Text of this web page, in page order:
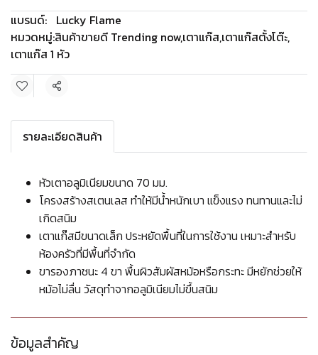
แบรนด์: Lucky Flame
หมวดหมู่:สินค้าขายดี Trending now,เตาแก๊ส,เตาแก๊สตั้งโต๊ะ,
เตาแก๊ส 1 หัว
แชร์
รายละเอียดสินค้า
หัวเตาอลูมิเนียมขนาด 70 มม.
โครงสร้างสเตนเลส ทำให้มีน้ำหนักเบา แข็งแรง ทนทานและไม่
เกิดสนิม
เตาแก๊สมีขนาดเล็ก ประหยัดพื้นที่ในการใช้งาน เหมาะสำหรับ
ห้องครัวที่มีพื้นที่จำกัด
ขารองภาชนะ 4 ขา พื้นผิวสัมผัสหม้อหรือกระทะ มีหยักช่วยให้
หม้อไม่ลื่น วัสดุทำจากอลูมิเนียมไม่ขึ้นสนิม
ข้อมูลสำคัญ